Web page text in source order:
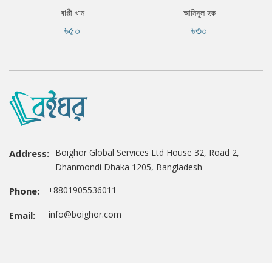
বাপ্পী খান
৳৫০
আনিসুল হক
৳৩০
Address: Boighor Global Services Ltd House 32, Road 2,
Dhanmondi Dhaka 1205, Bangladesh
Phone: +8801905536011
Email: info@boighor.com